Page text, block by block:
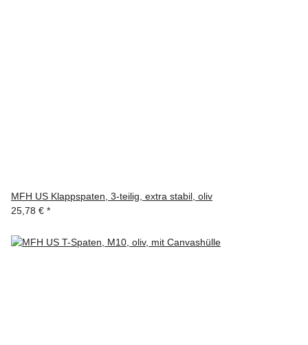
MFH US Klappspaten, 3-teilig, extra stabil, oliv
25,78 € *